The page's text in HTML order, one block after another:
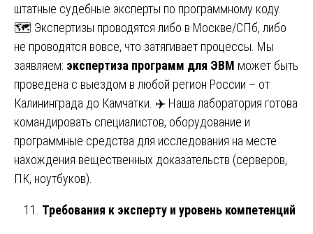
штатные судебные эксперты по программному коду.
🗺️ Экспертизы проводятся либо в Москве/СПб, либо
не проводятся вовсе, что затягивает процессы. Мы
заявляем: экспертиза программ для ЭВМ может быть
проведена с выездом в любой регион России – от
Калининграда до Камчатки. ✈️ Наша лаборатория готова
командировать специалистов, оборудование и
программные средства для исследования на месте
нахождения вещественных доказательств (серверов,
ПК, ноутбуков).
Требования к эксперту и уровень компетенций